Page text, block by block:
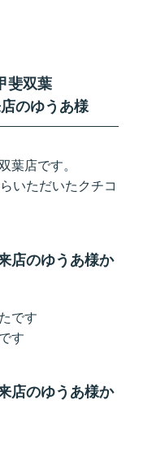
斐双葉
のゆうあ様
葉店です。
いただいたクチコ
店のゆうあ様か
です
す
店のゆうあ様か